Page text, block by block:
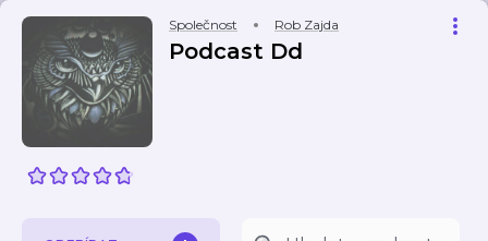
Společnost Rob Zajda
Podcast Dd